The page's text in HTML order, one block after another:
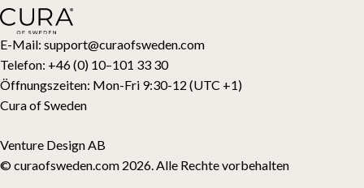
E-Mail: support@curaofsweden.com
Telefon: +46 (0) 10–101 33 30
Öffnungszeiten: Mon-Fri 9:30-12 (UTC +1)
Cura of Sweden
Venture Design AB
© curaofsweden.com 2026. Alle Rechte vorbehalten
Topper
Geschenkkarte